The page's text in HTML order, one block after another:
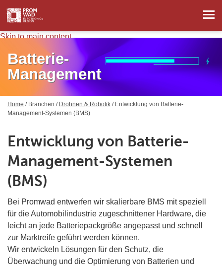
Skip to main content
Batterie-
Management
Home / Branchen / Drohnen & Robotik / Entwicklung von Batterie-
Management-Systemen (BMS)
Entwicklung von Batterie-
Management-Systemen
(BMS)
Bei Promwad entwerfen wir skalierbare BMS mit speziell
für die Automobilindustrie zugeschnittener Hardware, die
leicht an jede Batteriepackgröße angepasst und schnell
zur Marktreife geführt werden können.
Wir entwickeln Lösungen für den Schutz, die
Überwachung und die Optimierung von Batterien und